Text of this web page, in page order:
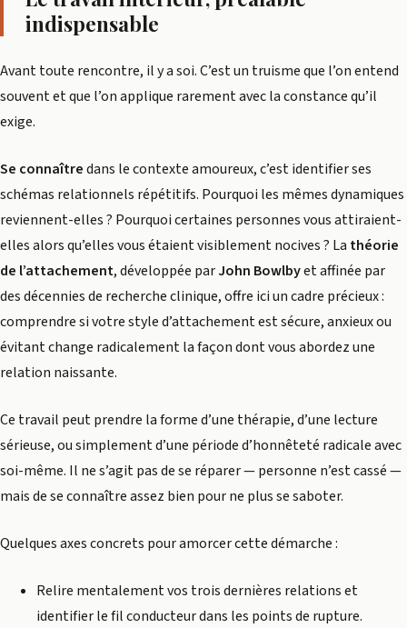
indispensable
Avant toute rencontre, il y a soi. C’est un truisme que l’on entend
souvent et que l’on applique rarement avec la constance qu’il
exige.
Se connaîtredans le contexte amoureux, c’est identifier ses
schémas relationnels répétitifs. Pourquoi les mêmes dynamiques
reviennent-elles ? Pourquoi certaines personnes vous attiraient-
elles alors qu’elles vous étaient visiblement nocives ? La théorie
de l’attachement, développée parJohn Bowlbyet affinée par
des décennies de recherche clinique, offre ici un cadre précieux :
comprendre si votre style d’attachement est sécure, anxieux ou
évitant change radicalement la façon dont vous abordez une
relation naissante.
Ce travail peut prendre la forme d’une thérapie, d’une lecture
sérieuse, ou simplement d’une période d’honnêteté radicale avec
soi-même. Il ne s’agit pas de se réparer — personne n’est cassé —
mais de se connaître assez bien pour ne plus se saboter.
Quelques axes concrets pour amorcer cette démarche :
Relire mentalement vos trois dernières relations et
identifier le fil conducteur dans les points de rupture.